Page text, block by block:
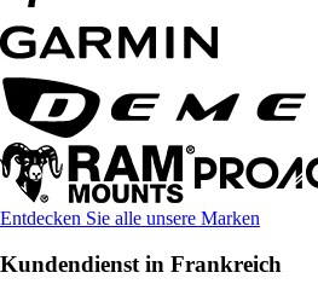
Entdecken Sie alle unsere Marken
Kundendienst in Frankreich